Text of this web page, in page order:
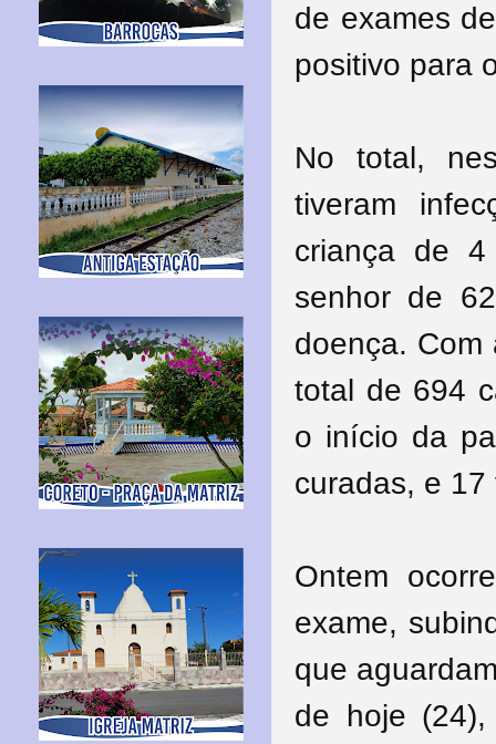
de exames
positivo para
No total,
tiveram
criança de
senhor de
doença. Com
total de 694
o início da
curadas, e
Ontem
exame,
que
de hoje